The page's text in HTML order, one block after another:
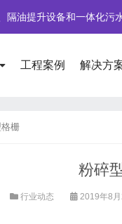
油提升设备和一体化污
工程案例 解决方
栅
粉碎
行业动态 2019年8月